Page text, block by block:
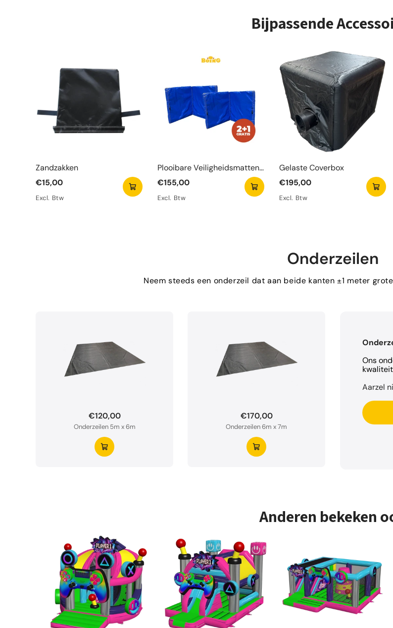
Bijpassende
Zandzakken
€15,00
Excl. Btw
Plooibare Veiligheidsmatten
Blauw
€155,00
Excl. Btw
Gelaste Coverbox
€195,00
Excl. Btw
Onderzeilen
Neem steeds een onderzeil dat aan beide kanten ±1 meter
€120,00
Onderzeilen 5m x 6m
€170,00
Onderzeilen 6m x 7m
Ons
Aarzel
Anderen bekeken